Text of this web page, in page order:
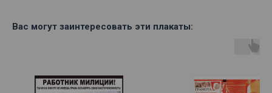
Вас могут заинтересовать эти плакаты: